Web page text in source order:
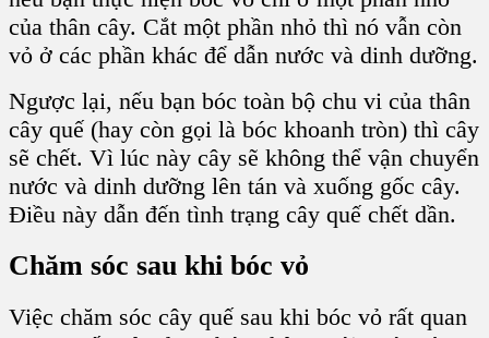
của thân cây. Cắt một phần nhỏ thì nó vẫn còn
vỏ ở các phần khác để dẫn nước và dinh dưỡng.
Ngược lại, nếu bạn bóc toàn bộ chu vi của thân
cây quế (hay còn gọi là bóc khoanh tròn) thì cây
sẽ chết. Vì lúc này cây sẽ không thể vận chuyển
nước và dinh dưỡng lên tán và xuống gốc cây.
Điều này dẫn đến tình trạng cây quế chết dần.
Chăm sóc sau khi bóc vỏ
Việc chăm sóc cây quế sau khi bóc vỏ rất quan